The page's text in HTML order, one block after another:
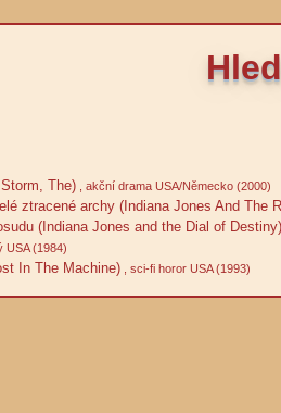
The) , akční drama USA/Německo (2000)
ztracené archy (Indiana Jones And The
(Indiana Jones and the Dial of Destiny)
USA (1984)
In The Machine) , sci-fi horor USA (1993)